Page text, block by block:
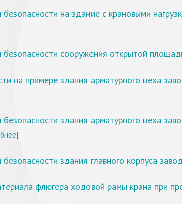
на здание с крановыми
сооружения открытой
на примере здания арматурного цеха
здания арматурного цеха
здания главного корпуса
флюгера ходовой рамы крана при